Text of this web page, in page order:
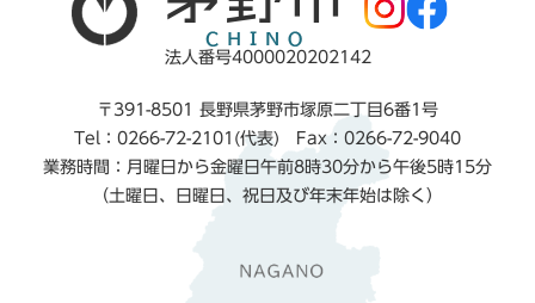
法人番号4000020202142
〒391-8501 長野県茅野市塚原二丁目6番1号
Tel：0266-72-2101(代表) Fax：0266-72-9040
業務時間：月曜日から金曜日午前8時30分から午後5時15分
（土曜日、日曜日、祝日及び年末年始は除く）